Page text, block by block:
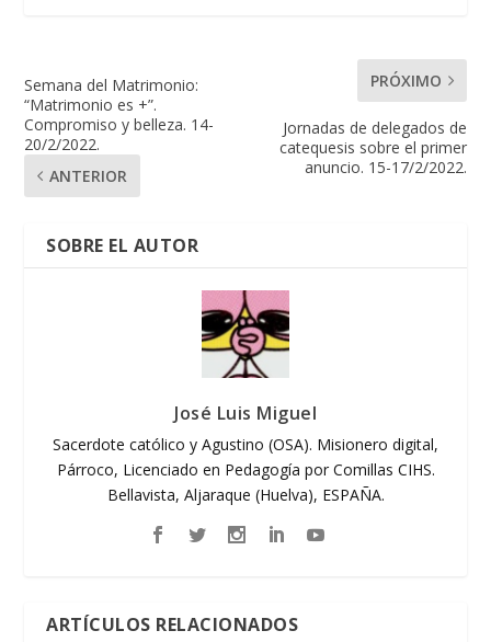
Semana del Matrimonio:
“Matrimonio es +”.
Compromiso y belleza. 14-
20/2/2022.
ANTERIOR
PRÓXIMO
Jornadas de delegados de
catequesis sobre el primer
anuncio. 15-17/2/2022.
SOBRE EL AUTOR
José Luis Miguel
Sacerdote católico y Agustino (OSA). Misionero digital,
Párroco, Licenciado en Pedagogía por Comillas CIHS.
Bellavista, Aljaraque (Huelva), ESPAÑA.
ARTÍCULOS RELACIONADOS